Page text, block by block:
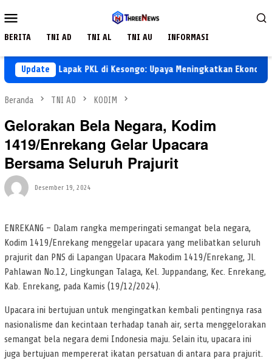
ke
Mobile
BERITA TNI AD TNI AL TNI AU INFORMASI
UpdateLapak PKL di Kesongo: Upaya Meningkatkan Ekonomi Desa
Beranda TNI AD KODIM
Gelorakan Bela Negara, Kodim
1419/Enrekang Gelar Upacara
Bersama Seluruh Prajurit
Desember 19, 2024
ENREKANG – Dalam rangka memperingati semangat bela negara,
Kodim 1419/Enrekang menggelar upacara yang melibatkan seluruh
prajurit dan PNS di Lapangan Upacara Makodim 1419/Enrekang, Jl.
Pahlawan No.12, Lingkungan Talaga, Kel. Juppandang, Kec. Enrekang,
Kab. Enrekang, pada Kamis (19/12/2024).
Upacara ini bertujuan untuk mengingatkan kembali pentingnya rasa
nasionalisme dan kecintaan terhadap tanah air, serta menggelorakan
semangat bela negara demi Indonesia maju. Selain itu, upacara ini
juga bertujuan mempererat ikatan persatuan di antara para prajurit.